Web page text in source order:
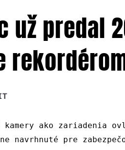
už predal
kamery ako zariadenia
navrhnuté pre